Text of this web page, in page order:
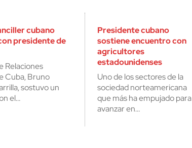
cubano
presidente de
Relaciones
Cuba, Bruno
sostuvo un
el…
Presidente cubano
sostiene encuentro con
agricultores
estadounidenses
Uno de los sectores de la
sociedad norteamericana
que más ha empujado para
avanzar en…